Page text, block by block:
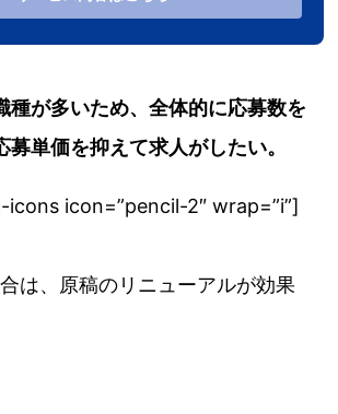
種が多いため、全体的に応募数を
募単価を抑えて求人がしたい。
icons icon=”pencil-2″ wrap=”i”]
は、原稿のリニューアルが効果